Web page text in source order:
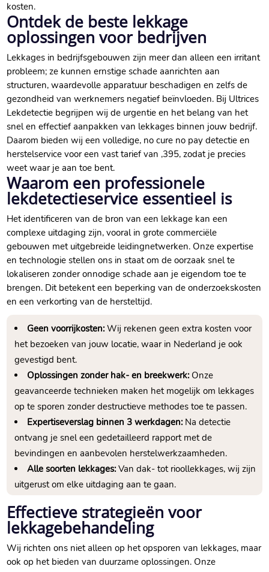
kosten.​
Ontdek de beste lekkage
oplossingen voor bedrijven
Lekkages in bedrijfsgebouwen zijn meer dan alleen een irritant
probleem; ze kunnen ernstige schade aanrichten aan
structuren, waardevolle apparatuur beschadigen en zelfs de
gezondheid van werknemers negatief beïnvloeden.​ Bij Ultrices
Lekdetectie begrijpen wij de urgentie en het belang van het
snel en effectief aanpakken van lekkages binnen jouw bedrijf.​
Daarom bieden wij een volledige, no cure no pay detectie en
herstelservice voor een vast tarief van ,395, zodat je precies
weet waar je aan toe bent.​
Waarom een professionele
lekdetectieservice essentieel is
Het identificeren van de bron van een lekkage kan een
complexe uitdaging zijn, vooral in grote commerciële
gebouwen met uitgebreide leidingnetwerken.​ Onze expertise
en technologie stellen ons in staat om de oorzaak snel te
lokaliseren zonder onnodige schade aan je eigendom toe te
brengen.​ Dit betekent een beperking van de onderzoekskosten
en een verkorting van de hersteltijd.​
Geen voorrijkosten:Wij rekenen geen extra kosten voor
het bezoeken van jouw locatie, waar in Nederland je ook
gevestigd bent.​
Oplossingen zonder hak- en breekwerk:Onze
geavanceerde technieken maken het mogelijk om lekkages
op te sporen zonder destructieve methodes toe te passen.​
Expertiseverslag binnen 3 werkdagen:Na detectie
ontvang je snel een gedetailleerd rapport met de
bevindingen en aanbevolen herstelwerkzaamheden.​
Alle soorten lekkages:Van dak- tot rioollekkages, wij zijn
uitgerust om elke uitdaging aan te gaan.​
Effectieve strategieën voor
lekkagebehandeling
Wij richten ons niet alleen op het opsporen van lekkages, maar
ook op het bieden van duurzame oplossingen.​ Onze